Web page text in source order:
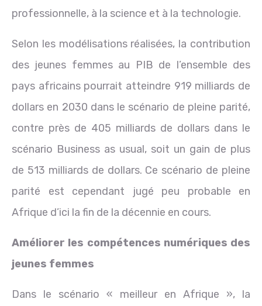
professionnelle, à la science et à la technologie.
Selon les modélisations réalisées, la contribution
des jeunes femmes au PIB de l’ensemble des
pays africains pourrait atteindre 919 milliards de
dollars en 2030 dans le scénario de pleine parité,
contre près de 405 milliards de dollars dans le
scénario Business as usual, soit un gain de plus
de 513 milliards de dollars. Ce scénario de pleine
parité est cependant jugé peu probable en
Afrique d’ici la fin de la décennie en cours.
Améliorer les compétences numériques des
jeunes femmes
Dans le scénario « meilleur en Afrique », la